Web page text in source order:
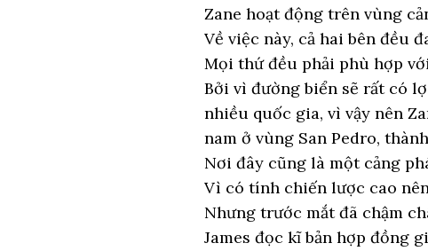
Zane hoạt động trên vùng
Về việc này, cả hai bên đều
Mọi thứ đều phải phù hợp
Bởi vì đường biển sẽ rất có
nhiều quốc gia, vì vậy nên
nam ở vùng San Pedro,
Nơi đây cũng là một cảng
Vì có tính chiến lược cao
Nhưng trước mắt đã chậm
James đọc kĩ bản hợp đồng